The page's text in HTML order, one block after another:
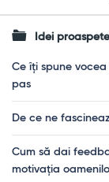
Idei
Ce îți spune
pas
De ce ne
Cum să dai
motivația